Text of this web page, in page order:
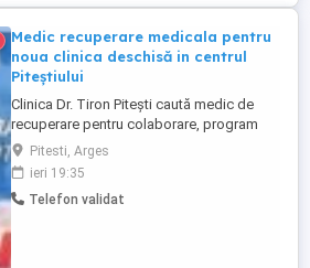
Medic recuperare medicala pentru
noua clinica deschisă in centrul
Piteștiului
Clinica Dr. Tiron Pitești caută medic de
recuperare pentru colaborare, program
flexibil.Pitesti, Arges
ieri 19:35
Telefon validat